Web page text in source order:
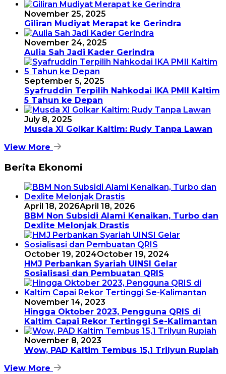
November 25, 2025
Giliran Mudiyat Merapat ke Gerindra
November 24, 2025
Aulia Sah Jadi Kader Gerindra
September 5, 2025
Syafruddin Terpilih Nahkodai IKA PMII Kaltim
5 Tahun ke Depan
July 8, 2025
Musda XI Golkar Kaltim: Rudy Tanpa Lawan
View More
Berita Ekonomi
April 18, 2026April 18, 2026
BBM Non Subsidi Alami Kenaikan, Turbo dan
Dexlite Melonjak Drastis
October 19, 2024October 19, 2024
HMJ Perbankan Syariah UINSI Gelar
Sosialisasi dan Pembuatan QRIS
November 14, 2023
Hingga Oktober 2023, Pengguna QRIS di
Kaltim Capai Rekor Tertinggi Se-Kalimantan
November 8, 2023
Wow, PAD Kaltim Tembus 15,1 Trilyun Rupiah
View More